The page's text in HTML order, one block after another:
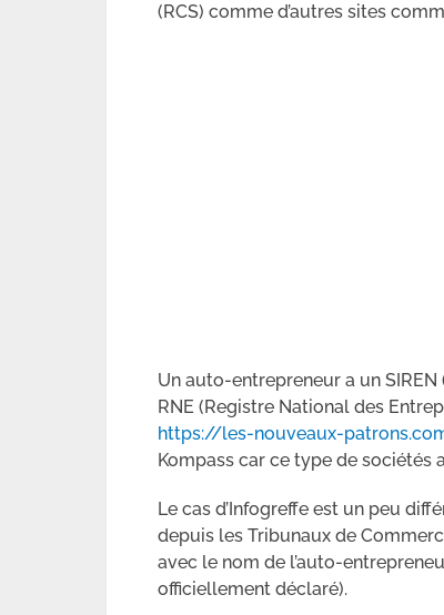
(RCS) comme d’autres sites
Un auto-entrepreneur a un
RNE (Registre National des
https://les-nouveaux-
Kompass car ce type de sociétés
Le cas d’Infogreffe est un peu
depuis les Tribunaux de
avec le nom de l’auto-
officiellement déclaré).